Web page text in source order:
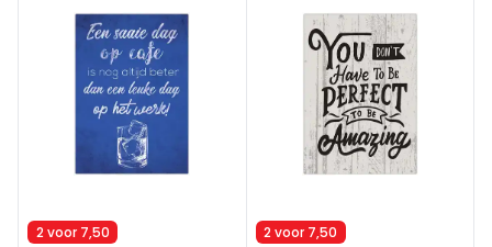
2 voor 7,50 2 voor 7,50